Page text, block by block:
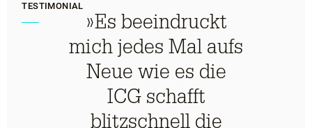
TESTIMONIAL
»Es beeindruckt
mich jedes Mal aufs
Neue wie es die
ICG schafft
blitzschnell die